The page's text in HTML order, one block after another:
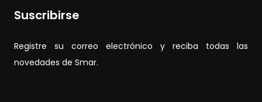
Suscribirse
Registre su correo electrónico y reciba todas las
novedades de Smar.